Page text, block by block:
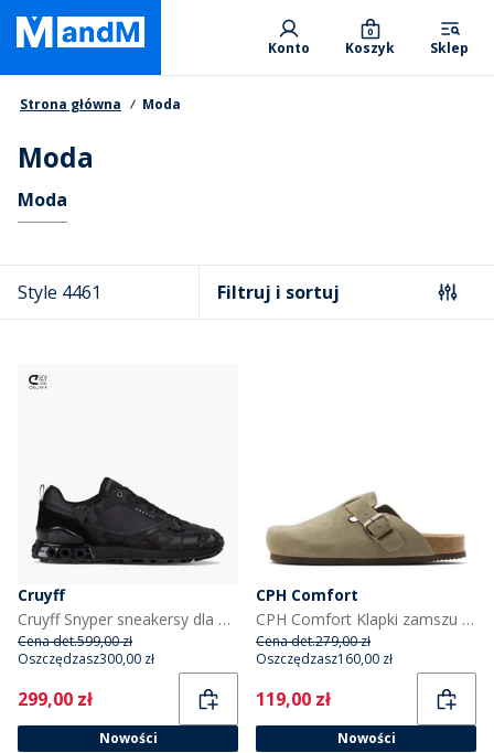
Skip
main
content
Primary departments
Konto Koszyk
0
Sklep
Nawigacja okruszkowa
Strona główna Moda
Moda
Skróty
Moda
Style 4461 Filtruj i sortuj
Cruyff
Cruyff Snyper sneakersy dla niego kolor Black
Cena det.599,00 zł
Oszczędzasz300,00 zł
Current
299,00 zł
Nowości
CPH Comfort
CPH Comfort Klapki zamszu Bio kolor taupe
Cena det.279,00 zł
Oszczędzasz160,00 zł
Current
119,00 zł
Nowości